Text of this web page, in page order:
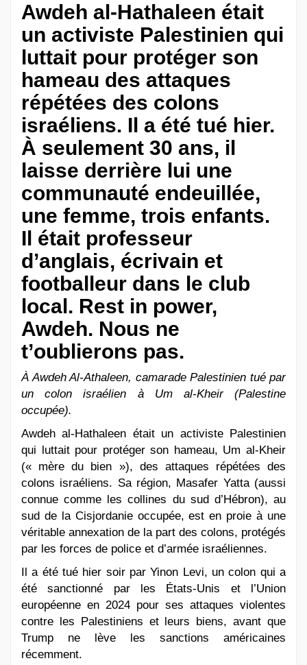
Awdeh al-Hathaleen était
un activiste Palestinien qui
luttait pour protéger son
hameau des attaques
répétées des colons
israéliens. Il a été tué hier.
À seulement 30 ans, il
laisse derrière lui une
communauté endeuillée,
une femme, trois enfants.
Il était professeur
d’anglais, écrivain et
footballeur dans le club
local. Rest in power,
Awdeh. Nous ne
t’oublierons pas.
À Awdeh Al-Athaleen, camarade Palestinien tué par
un colon israélien à Um al-Kheir (Palestine
occupée).
Awdeh al-Hathaleen était un activiste Palestinien
qui luttait pour protéger son hameau, Um al-Kheir
(« mère du bien »), des attaques répétées des
colons israéliens. Sa région, Masafer Yatta (aussi
connue comme les collines du sud d’Hébron), au
sud de la Cisjordanie occupée, est en proie à une
véritable annexation de la part des colons, protégés
par les forces de police et d’armée israéliennes.
Il a été tué hier soir par Yinon Levi, un colon qui a
été sanctionné par les États-Unis et l’Union
européenne en 2024 pour ses attaques violentes
contre les Palestiniens et leurs biens, avant que
Trump ne lève les sanctions américaines
récemment.